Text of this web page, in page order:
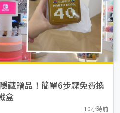
藏贈品！簡單6步驟免費換
盒
10小時前